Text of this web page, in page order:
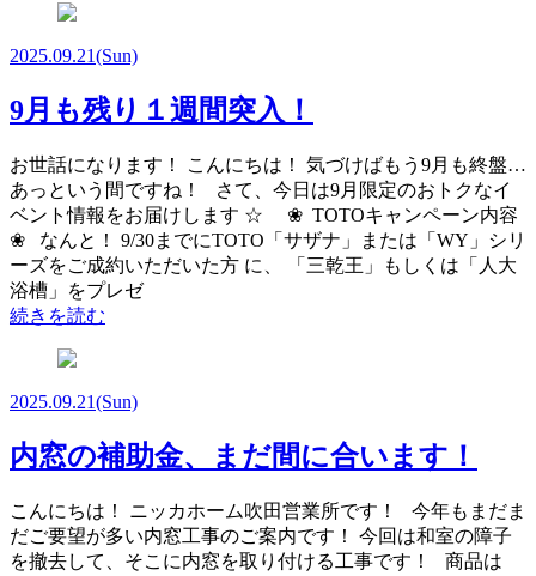
2025.09.21(Sun)
9月も残り１週間突入！
お世話になります！ こんにちは！ 気づけばもう9月も終盤…
あっという間ですね！ さて、今日は9月限定のおトクなイ
ベント情報をお届けします ☆ ❀ TOTOキャンペーン内容
❀ なんと！ 9/30までにTOTO「サザナ」または「WY」シリ
ーズをご成約いただいた方 に、 「三乾王」もしくは「人大
浴槽」をプレゼ
続きを読む
2025.09.21(Sun)
内窓の補助金、まだ間に合います！
こんにちは！ ニッカホーム吹田営業所です！ 今年もまだま
だご要望が多い内窓工事のご案内です！ 今回は和室の障子
を撤去して、そこに内窓を取り付ける工事です！ 商品は